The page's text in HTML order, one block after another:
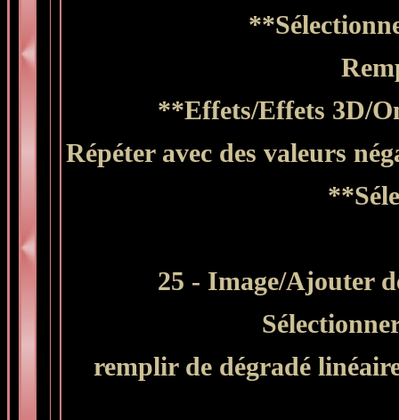
**Effets/Effets 3D/
Répéter avec des valeurs
25 - Image/Ajouter
remplir de dégradé